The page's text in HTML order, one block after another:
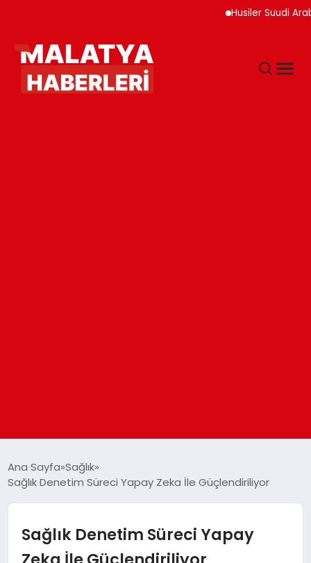
Husiler Suudi
DÜNYA
Ana Sayfa Sağlık
Sağlık Denetim Süreci Yapay Zeka İle Güçlendiriliyor
Sağlık Denetim Süreci Yapay